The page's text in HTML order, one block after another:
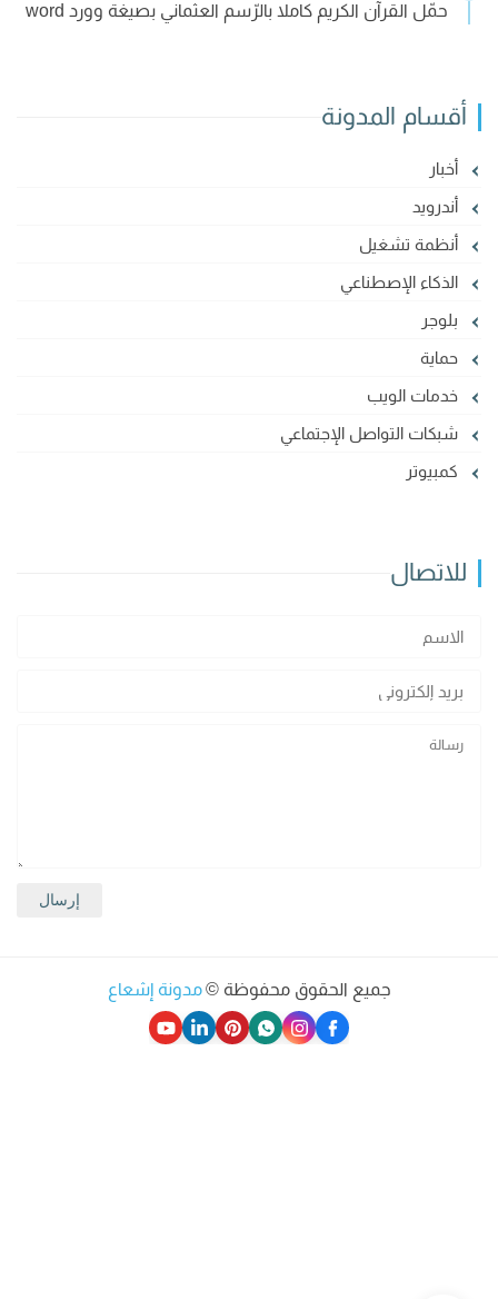
حمّل القرآن الكريم كاملا بالرّسم العثماني بصيغة وورد word
أقسام المدونة
أخبار
أندرويد
أنظمة تشغيل
الذكاء الإصطناعي
بلوجر
حماية
خدمات الويب
شبكات التواصل الإجتماعي
كمبيوتر
للاتصال
جميع الحقوق محفوظة © مدونة إشعاع